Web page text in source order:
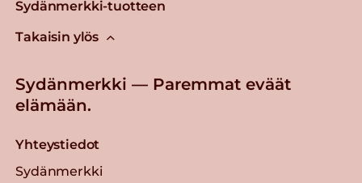
Sydänmerkki-tuotteen
Takaisin ylös
Sydänmerkki — Paremmat eväät
elämään.
Yhteystiedot
Sydänmerkki